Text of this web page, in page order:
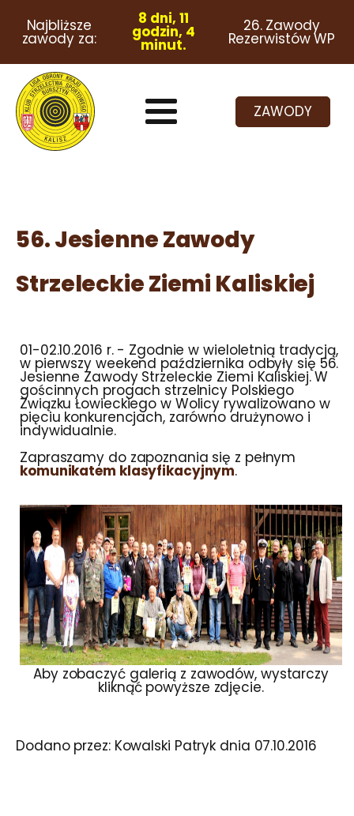
Najbliższe
zawody za:
8 dni, 11
godzin, 4
minut.
26. Zawody
Rezerwistów WP
ZAWODY
56. Jesienne Zawody
Strzeleckie Ziemi Kaliskiej
01-02.10.2016 r. - Zgodnie w wieloletnią tradycją,
w pierwszy weekend października odbyły się 56.
Jesienne Zawody Strzeleckie Ziemi Kaliskiej. W
gościnnych progach strzelnicy Polskiego
Związku Łowieckiego w Wolicy rywalizowano w
pięciu konkurencjach, zarówno drużynowo i
indywidualnie.
Zapraszamy do zapoznania się z pełnym
komunikatem klasyfikacyjnym.
Aby zobaczyć galerią z zawodów, wystarczy
kliknąć powyższe zdjęcie.
Dodano przez: Kowalski Patryk dnia 07.10.2016